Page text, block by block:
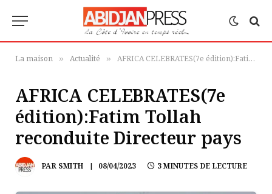
La maison » Actualité » AFRICA CELEBRATES(7e édition):Fatim Tollah reconduite Directeur pays
AFRICA CELEBRATES(7e
édition):Fatim Tollah
reconduite Directeur pays
PAR SMITH 08/04/2023 3 MINUTES DE LECTURE